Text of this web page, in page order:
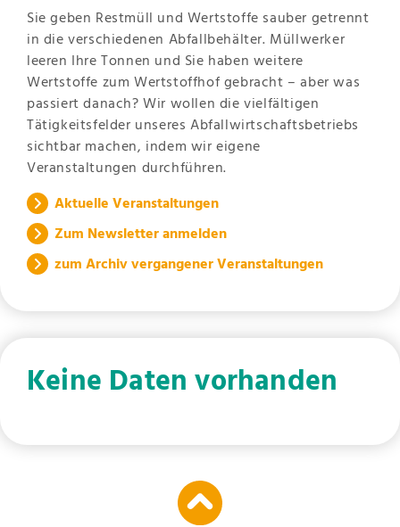
Sie geben Restmüll und Wertstoffe sauber getrennt
in die verschiedenen Abfallbehälter. Müllwerker
leeren Ihre Tonnen und Sie haben weitere
Wertstoffe zum Wertstoffhof gebracht – aber was
passiert danach? Wir wollen die vielfältigen
Tätigkeitsfelder unseres Abfallwirtschaftsbetriebs
sichtbar machen, indem wir eigene
Veranstaltungen durchführen.
Aktuelle Veranstaltungen
Zum Newsletter anmelden
zum Archiv vergangener Veranstaltungen
Keine Daten vorhanden